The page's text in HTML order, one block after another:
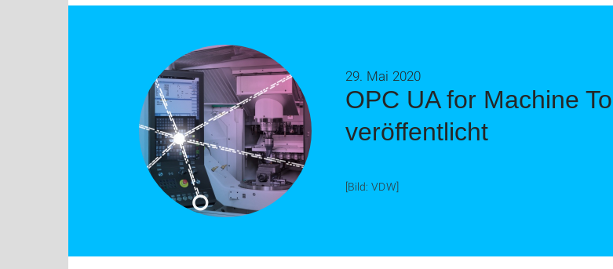
OPC UA for Machine
veröffentlicht
29. Mai 2020
[Bild: VDW]